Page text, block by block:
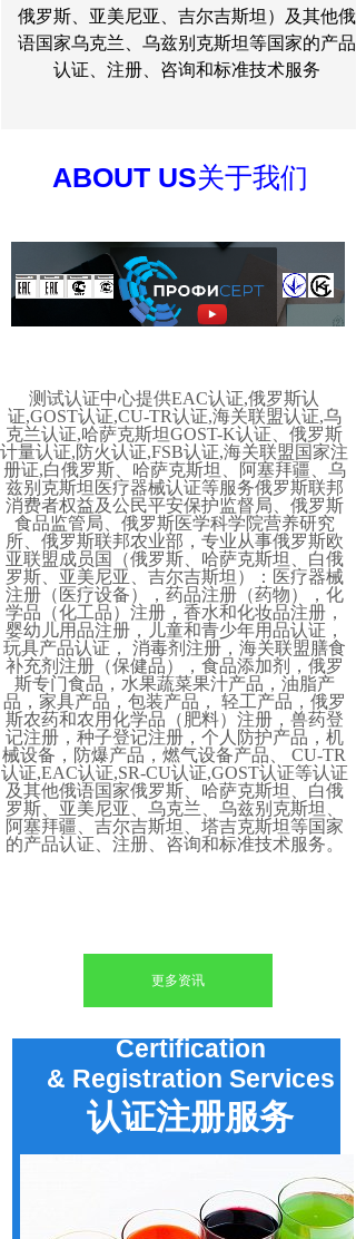
俄罗斯、亚美尼亚、吉尔吉斯坦）及其他俄
语国家乌克兰、乌兹别克斯坦等国家的产品
认证、注册、咨询和标准技术服务
ABOUT US关于我们
测试认证中心提供EAC认证,俄罗斯认
证,GOST认证,CU-TR认证,海关联盟认证,乌
克兰认证,哈萨克斯坦GOST-K认证、俄罗斯
计量认证,防火认证,FSB认证,海关联盟国家注
册证,白俄罗斯、哈萨克斯坦、阿塞拜疆、乌
兹别克斯坦医疗器械认证等服务俄罗斯联邦
消费者权益及公民平安保护监督局、俄罗斯
食品监管局、俄罗斯医学科学院营养研究
所、俄罗斯联邦农业部，专业从事俄罗斯欧
亚联盟成员国（俄罗斯、哈萨克斯坦、白俄
罗斯、亚美尼亚、吉尔吉斯坦）：医疗器械
注册（医疗设备），药品注册（药物），化
学品（化工品）注册，香水和化妆品注册，
婴幼儿用品注册，儿童和青少年用品认证，
玩具产品认证， 消毒剂注册，海关联盟膳食
补充剂注册（保健品），食品添加剂，俄罗
斯专门食品，水果蔬菜果汁产品，油脂产
品，家具产品，包装产品， 轻工产品，俄罗
斯农药和农用化学品（肥料）注册，兽药登
记注册，种子登记注册，个人防护产品，机
械设备，防爆产品，燃气设备产品、 CU-TR
认证,EAC认证,SR-CU认证,GOST认证等认证
及其他俄语国家俄罗斯、哈萨克斯坦、白俄
罗斯、亚美尼亚、乌克兰、乌兹别克斯坦、
阿塞拜疆、吉尔吉斯坦、塔吉克斯坦等国家
的产品认证、注册、咨询和标准技术服务。
更多资讯
Certification
& Registration Services
认证注册服务